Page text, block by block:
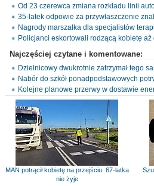
Od 23 czerewca zmiana rozkładu linii
35-latek odpowie za przywłaszczenie
Nagrody marszałka dla specjalistów
Policjanci eskortowali rodzącą kobietę aż
Najczęściej czytane i komentowane:
Dzielnicowy dwukrotnie zatrzymał tego
Nabór do szkół ponadpodstawowych
Kolejne planowe przerwy w dostawie
MAN potrącił kobietę na przejściu. 67-latka
nie żyje